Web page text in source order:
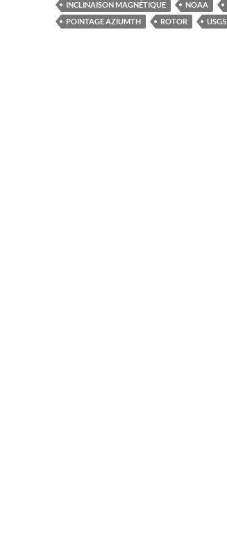
INCLINAISON MAGNÉTIQUE
NOAA
POINTAGE AZIUMTH
ROTOR USGS